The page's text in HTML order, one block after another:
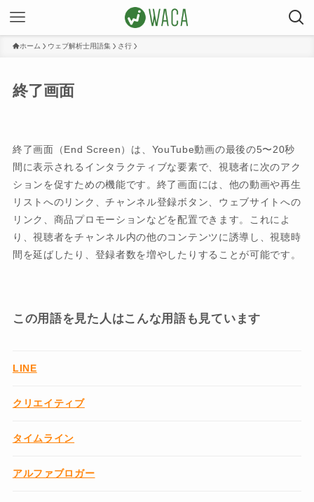
ホーム ウェブ解析士用語集 さ行
終了画面
終了画面（End Screen）は、YouTube動画の最後の5〜20秒
間に表示されるインタラクティブな要素で、視聴者に次のアク
ションを促すための機能です。終了画面には、他の動画や再生
リストへのリンク、チャンネル登録ボタン、ウェブサイトへの
リンク、商品プロモーションなどを配置できます。これによ
り、視聴者をチャンネル内の他のコンテンツに誘導し、視聴時
間を延ばしたり、登録者数を増やしたりすることが可能です。
この用語を見た人はこんな用語も見ています
LINE
クリエイティブ
タイムライン
アルファブロガー